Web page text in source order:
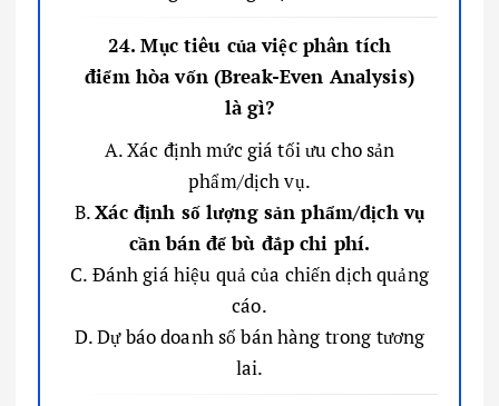
24. Mục tiêu của việc phân tích
điểm hòa vốn (Break-Even Analysis)
là gì?
A. Xác định mức giá tối ưu cho sản
phẩm/dịch vụ.
B.Xác định số lượng sản phẩm/dịch vụ
cần bán để bù đắp chi phí.
C. Đánh giá hiệu quả của chiến dịch quảng
cáo.
D. Dự báo doanh số bán hàng trong tương
lai.